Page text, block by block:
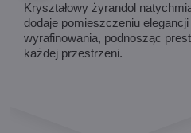
Kryształowy żyrandol
dodaje pomieszczeniu elegancji
wyrafinowania, podnosząc
każdej przestrzeni.